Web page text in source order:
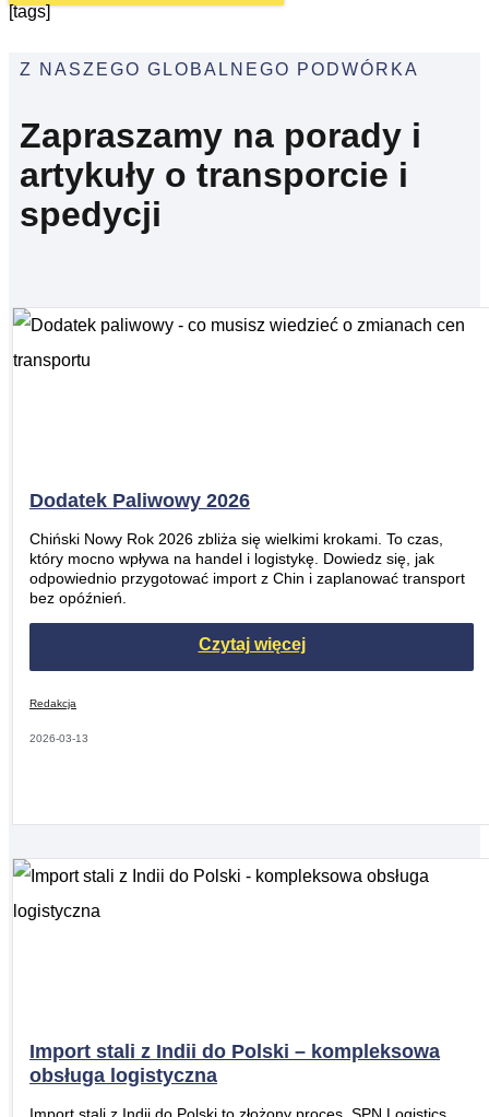
[tags]
Z NASZEGO GLOBALNEGO PODWÓRKA
Zapraszamy na porady i
artykuły o transporcie i
spedycji
Dodatek Paliwowy 2026
Chiński Nowy Rok 2026 zbliża się wielkimi krokami. To czas,
który mocno wpływa na handel i logistykę. Dowiedz się, jak
odpowiednio przygotować import z Chin i zaplanować transport
bez opóźnień.
Czytaj więcej
Redakcja
2026-03-13
Import stali z Indii do Polski – kompleksowa
obsługa logistyczna